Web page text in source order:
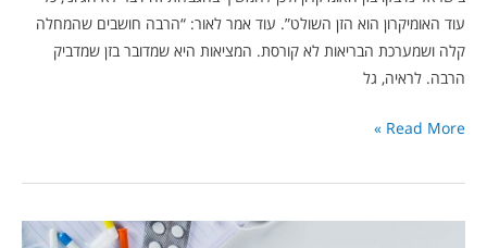
עוד האומיקרון הוא הזן השולט”. עוד אמר לאור: “הרבה חושבים שהמחלה
קלה ושמערכת הבריאות לא קורסת. המציאות היא שמדובר בזן שמדביק
הרבה. לראיה, גל
Read More »